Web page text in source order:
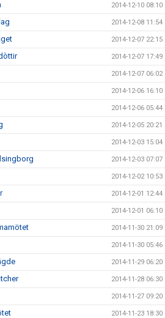
2014-12-10 08:10
2014-12-08 11:54
2014-12-07 22:15
2014-12-07 17:49
2014-12-07 06:02
2014-12-06 16:10
2014-12-06 05:44
2014-12-05 20:21
2014-12-03 15:04
2014-12-03 07:07
2014-12-02 10:53
2014-12-01 12:44
2014-12-01 06:10
2014-11-30 21:09
2014-11-30 05:46
2014-11-29 06:20
2014-11-28 06:30
2014-11-27 09:20
2014-11-23 18:30